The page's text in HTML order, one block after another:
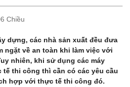
Chiều
dựng, các nhà sản xuất đều đưa
ngặt về an toàn khi làm việc với
nhiên, khi sử dụng các máy
thi công thì cần có các yêu cầu
hợp với thực tế thi công đó.